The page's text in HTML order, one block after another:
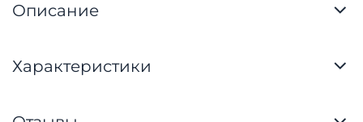
Описание
Характеристики